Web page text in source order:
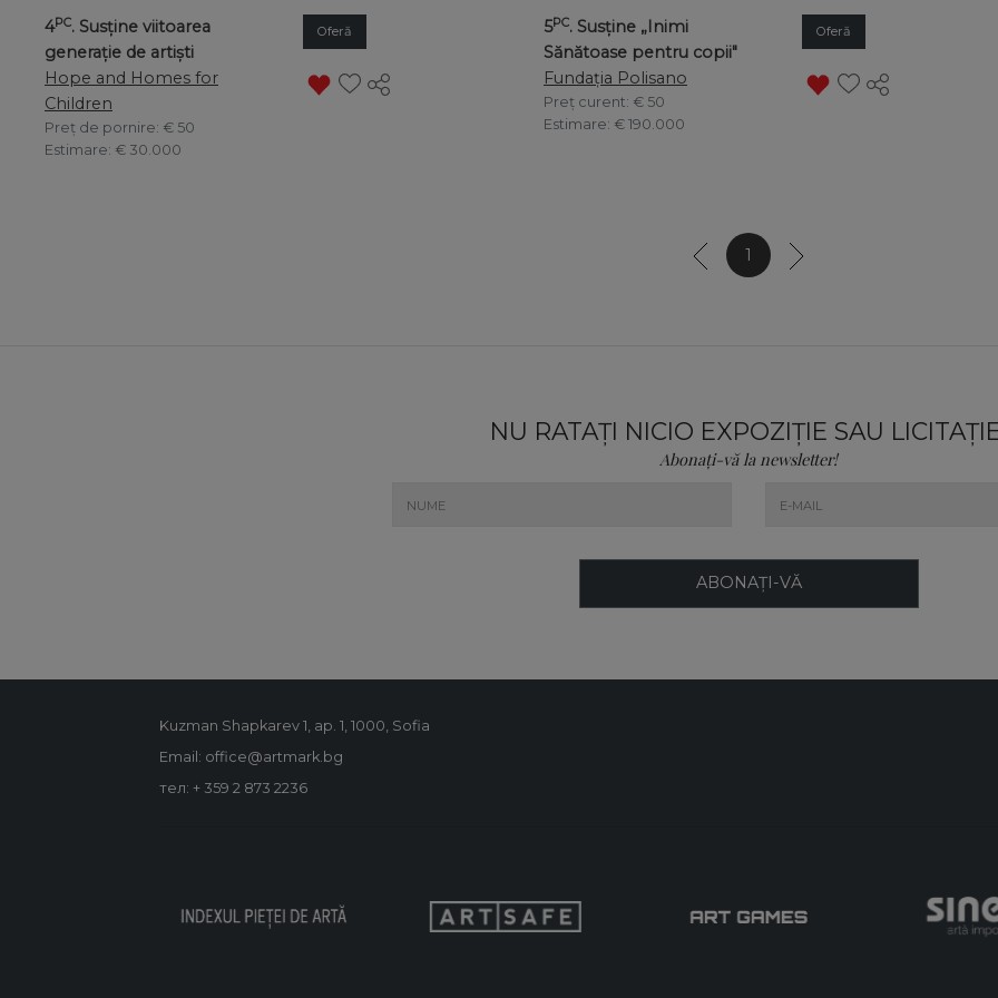
4PC. Susține viitoarea
generație de artiști
Oferă
Hope and Homes for
Children
Preț de pornire: € 50
Estimare: € 30.000
5PC. Susține „Inimi
Sănătoase pentru copii"
Oferă
Fundația Polisano
Preț curent: € 50
Estimare: € 190.000
1
NU RATAȚI NICIO EXPOZIȚIE SAU
Abonați-vă la newsletter!
ABONAȚI-VĂ
Kuzman Shapkarev 1, ap. 1, 1000, Sofia
Email: office@artmark.bg
тел: + 359 2 873 2236